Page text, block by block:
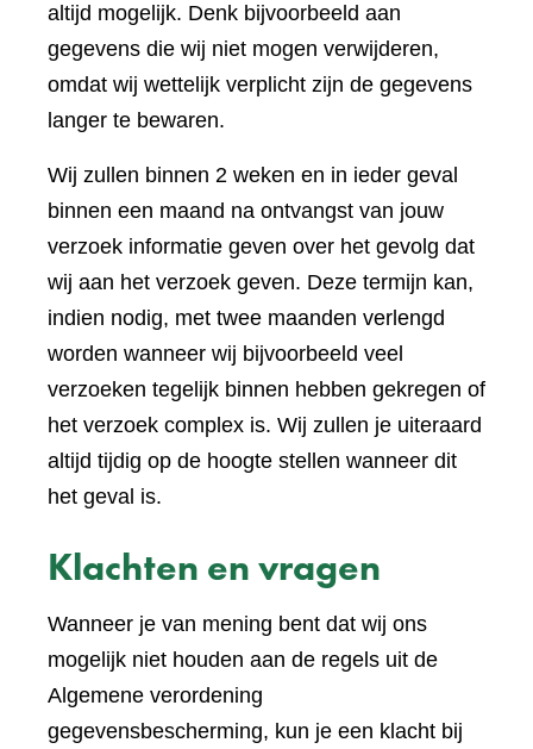
altijd mogelijk. Denk bijvoorbeeld aan
gegevens die wij niet mogen verwijderen,
omdat wij wettelijk verplicht zijn de gegevens
langer te bewaren.
Wij zullen binnen 2 weken en in ieder geval
binnen een maand na ontvangst van jouw
verzoek informatie geven over het gevolg dat
wij aan het verzoek geven. Deze termijn kan,
indien nodig, met twee maanden verlengd
worden wanneer wij bijvoorbeeld veel
verzoeken tegelijk binnen hebben gekregen of
het verzoek complex is. Wij zullen je uiteraard
altijd tijdig op de hoogte stellen wanneer dit
het geval is.
Klachten en vragen
Wanneer je van mening bent dat wij ons
mogelijk niet houden aan de regels uit de
Algemene verordening
gegevensbescherming, kun je een klacht bij